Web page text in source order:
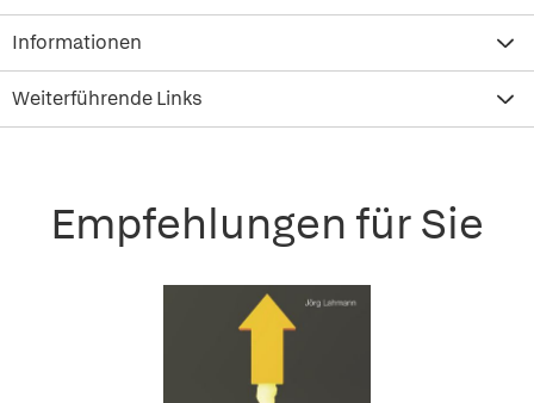
Informationen
Weiterführende Links
Empfehlungen für Sie